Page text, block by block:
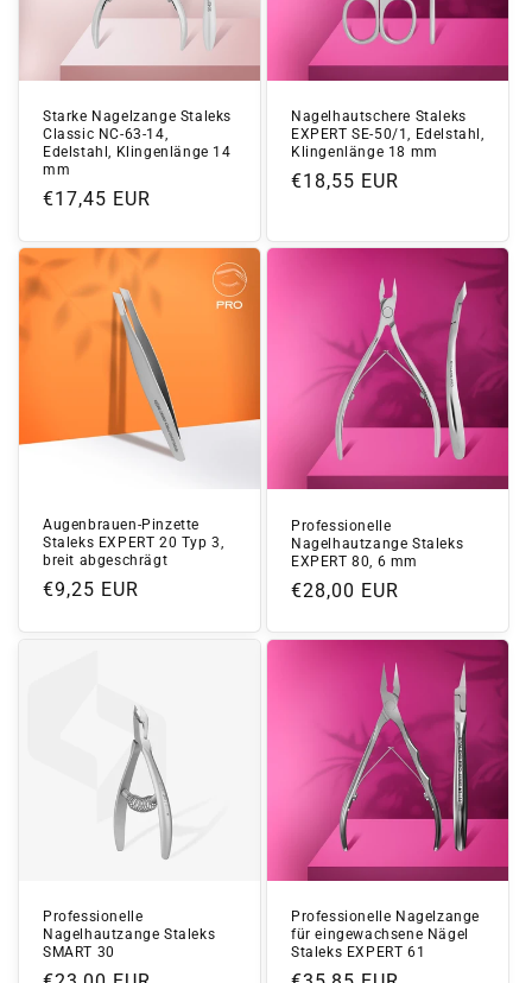
Starke Nagelzange Staleks
Classic NC-63-14,
Edelstahl, Klingenlänge 14
mm
Normaler
€17,45 EUR
Nagelhautschere Staleks
EXPERT SE-50/1, Edelstahl,
Klingenlänge 18 mm
Normaler
€18,55 EUR
Augenbrauen-Pinzette
Staleks EXPERT 20 Typ 3,
breit abgeschrägt
Normaler
€9,25 EUR
Professionelle
Nagelhautzange Staleks
EXPERT 80, 6 mm
Normaler
€28,00 EUR
Professionelle
Nagelhautzange Staleks
SMART 30
Professionelle Nagelzange
für eingewachsene Nägel
Staleks EXPERT 61